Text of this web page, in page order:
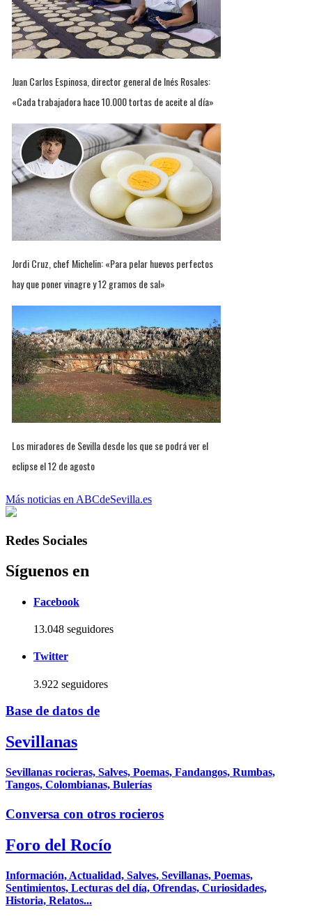
Juan Carlos Espinosa, director general de Inés Rosales:
«Cada trabajadora hace 10.000 tortas de aceite al día»
Jordi Cruz, chef Michelin: «Para pelar huevos perfectos
hay que poner vinagre y 12 gramos de sal»
Los miradores de Sevilla desde los que se podrá ver el
eclipse el 12 de agosto
Más noticias en ABCdeSevilla.es
Redes Sociales
Síguenos en
Facebook
13.048 seguidores
Twitter
3.922 seguidores
Base de datos de
Sevillanas
Sevillanas rocieras, Salves, Poemas, Fandangos, Rumbas,
Tangos, Colombianas, Bulerías
Conversa con otros rocieros
Foro del Rocío
Información, Actualidad, Salves, Sevillanas, Poemas,
Sentimientos, Lecturas del día, Ofrendas, Curiosidades,
Historia, Relatos...